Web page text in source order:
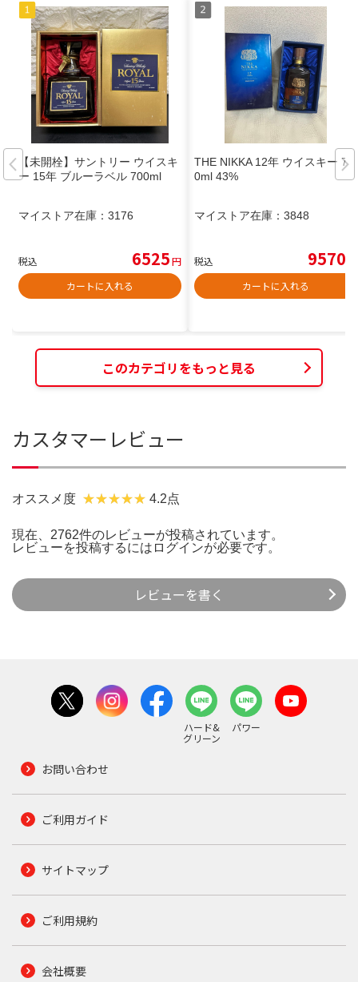
【未開栓】サントリー ウイスキ
ー 15年 ブルーラベル 700ml
マイストア在庫： 3176
税込 6525円
カートに入れる
THE NIKKA 12年 ウイスキー 70
0ml 43%
マイストア在庫： 3848
税込 9570
カートに入れる
このカテゴリをもっと見る
カスタマーレビュー
オススメ度 4.2点
現在、2762件のレビューが投稿されています。
レビューを投稿するには ログインが必要です。
レビューを書く
ハード&
グリーン
パワー
お問い合わせ
ご利用ガイド
サイトマップ
ご利用規約
会社概要